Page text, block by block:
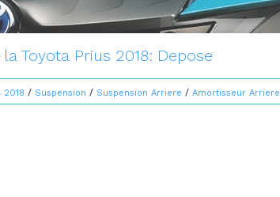
Toyota Prius 2018: Depose
/ Suspension / Suspension Arriere / Amortisseur Arriere